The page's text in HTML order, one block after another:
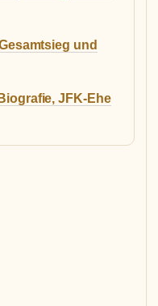
und
JFK-Ehe